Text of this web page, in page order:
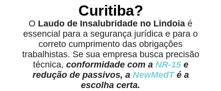
Curitiba?
O Laudo de Insalubridade no Lindoia é
essencial para a segurança jurídica e para o
correto cumprimento das obrigações
trabalhistas. Se sua empresa busca precisão
técnica, conformidade com a NR-15e
redução de passivos, a NewMedT é a
escolha certa.